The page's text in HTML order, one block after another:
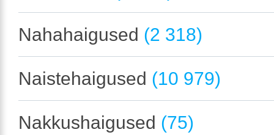
Nahahaigused (2 318)
Naistehaigused (10 979)
Nakkushaigused (75)